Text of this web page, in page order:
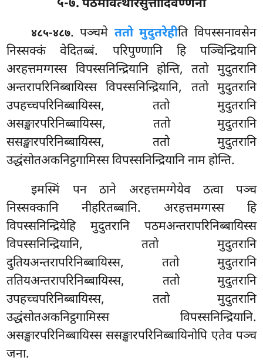
५-७. पठमवित्थारसुत्तादिवण्णना
४८५-४८७. पञ्चमे ततो मुदुतरेहीति विपस्सनावसेन
निस्सक्कं वेदितब्बं. परिपुण्णानि हि पञ्चिन्द्रियानि
अरहत्तमग्गस्स विपस्सनिन्द्रियानि होन्ति, ततो मुदुतरानि
अन्तरापरिनिब्बायिस्स विपस्सनिन्द्रियानि, ततो मुदुतरानि
उपहच्चपरिनिब्बायिस्स, ततो मुदुतरानि
असङ्खारपरिनिब्बायिस्स, ततो मुदुतरानि
ससङ्खारपरिनिब्बायिस्स, ततो मुदुतरानि
उद्धंसोतअकनिट्ठगामिस्स विपस्सनिन्द्रियानि नाम होन्ति.
इमस्मिं पन ठाने अरहत्तमग्गेयेव ठत्वा पञ्च
निस्सक्कानि नीहरितब्बानि. अरहत्तमग्गस्स हि
विपस्सनिन्द्रियेहि मुदुतरानि पठमअन्तरापरिनिब्बायिस्स
विपस्सनिन्द्रियानि, ततो मुदुतरानि
दुतियअन्तरापरिनिब्बायिस्स, ततो मुदुतरानि
ततियअन्तरापरिनिब्बायिस्स, ततो मुदुतरानि
उपहच्चपरिनिब्बायिस्स, ततो मुदुतरानि
उद्धंसोतअकनिट्ठगामिस्स विपस्सनिन्द्रियानि.
असङ्खारपरिनिब्बायिस्स ससङ्खारपरिनिब्बायिनोपि एतेव पञ्च
जना.